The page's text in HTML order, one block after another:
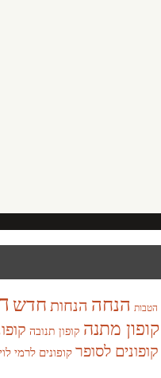
הטבות הנחה הנחותחדש
קופון מתנה קופון תנובה
קופונים לסופר קופונים לרמי לוי